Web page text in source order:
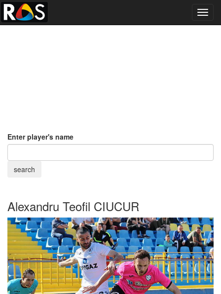
Enter player's name
Alexandru Teofil CIUCUR